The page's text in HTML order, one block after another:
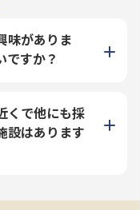
味がありま
ですか？
くで他にも採
設はあります